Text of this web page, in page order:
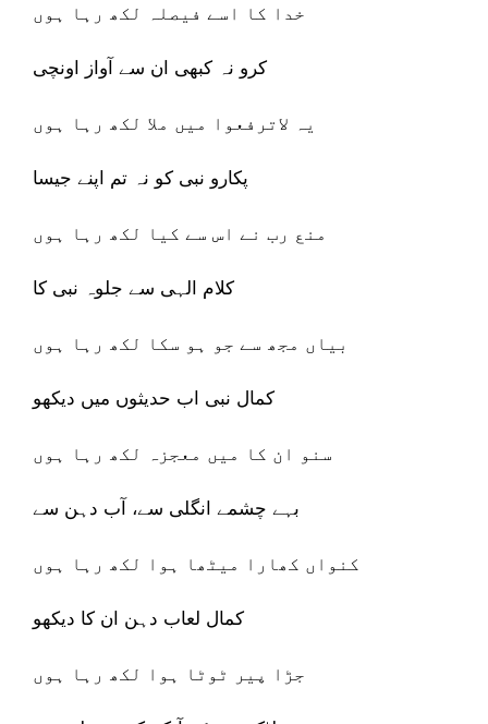
خدا کا اسے فیصلہ لکھ رہا ہوں
کرو نہ کبھی ان سے آواز اونچی
یہ لاترفعوا میں ملا لکھ رہا ہوں
پکارو نبی کو نہ تم اپنے جیسا
منع رب نے اس سے کیا لکھ رہا ہوں
کلام الہی سے جلوہ نبی کا
بیاں مجھ سے جو ہو سکا لکھ رہا ہوں
کمال نبی اب حدیثوں میں دیکھو
سنو ان کا میں معجزہ لکھ رہا ہوں
بہے چشمے انگلی سے، آب دہن سے
کنواں کھارا میٹھا ہوا لکھ رہا ہوں
کمال لعاب دہن ان کا دیکھو
جڑا پیر ٹوٹا ہوا لکھ رہا ہوں